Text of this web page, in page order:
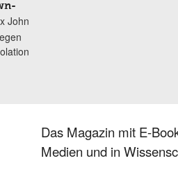
John
Das Magazin mit E-
Medien und in